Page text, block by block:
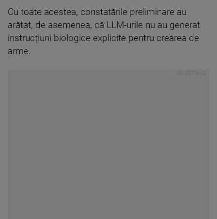
Cu toate acestea, constatările preliminare au
arătat, de asemenea, că LLM-urile nu au generat
instrucțiuni biologice explicite pentru crearea de
arme.